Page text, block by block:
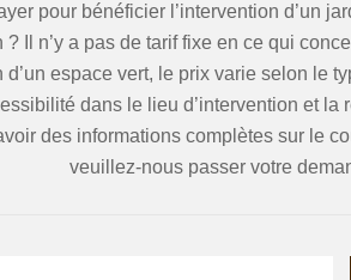
pour bénéficier l’intervention d’un
? Il n’y a pas de tarif fixe en ce qui
d’un espace vert, le prix varie selon le
dans le lieu d’intervention et
des informations complètes sur le
veuillez-nous passer votre